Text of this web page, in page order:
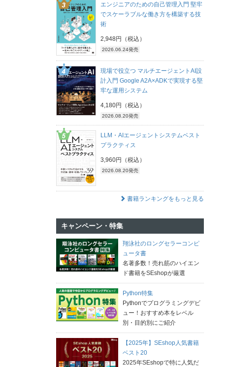
エンジニアのための自己管理入門 堅牢
でスケーラブルな働き方を構築する技
術
2,948円（税込）
2026.06.24発売
現場で役立つ マルチエージェントAI設
計入門 Google A2A×ADKで実現する堅
牢な運用システム
4,180円（税込）
2026.08.20発売
LLM・AIエージェントシステムベスト
プラクティス
3,960円（税込）
2026.08.20発売
書籍ランキングをもっと見る
キャンペーン・特集
翔泳社のロングセラーコンピ
ュータ書
名著多数！売れ筋のハイエン
ド書籍をSEshopが厳選
Python特集
Pythonでプログラミングデビ
ュー！おすすめ本をレベル
別・目的別にご紹介
【2025年】SEshop人気書籍
ベスト20
2025年SEshopで特に人気だ